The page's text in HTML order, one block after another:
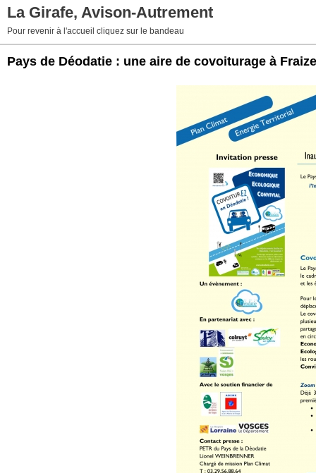
La Girafe, Avison-Autrement
Pour revenir à l'accueil cliquez sur le bandeau
Pays de Déodatie : une aire de covoiturage à Fraize